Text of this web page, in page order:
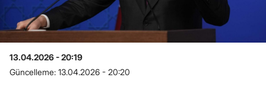
13.04.2026 - 20:19
Güncelleme: 13.04.2026 - 20:20